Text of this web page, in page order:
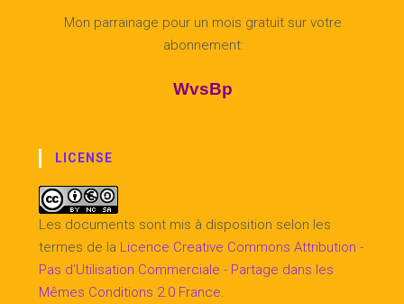
Mon parrainage pour un mois gratuit sur votre
abonnement:
WvsBp
LICENSE
Les documents sont mis à disposition selon les
termes de la Licence Creative Commons Attribution -
Pas d’Utilisation Commerciale - Partage dans les
Mêmes Conditions 2.0 France.